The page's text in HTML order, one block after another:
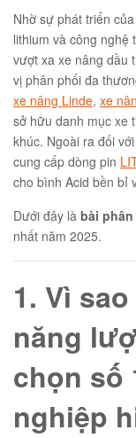
Nhờ sự phát triển
lithium và công nghệ
vượt xa xe nâng dầu
vị phân phối đa
xe nâng Linde, xe
sở hữu danh mục xe
khúc. Ngoài ra đối
cung cấp dòng pin
cho bình Acid bền bỉ
Dưới đây là bài
nhất năm 2025.
1. Vì
năng
chọn số
nghiệp